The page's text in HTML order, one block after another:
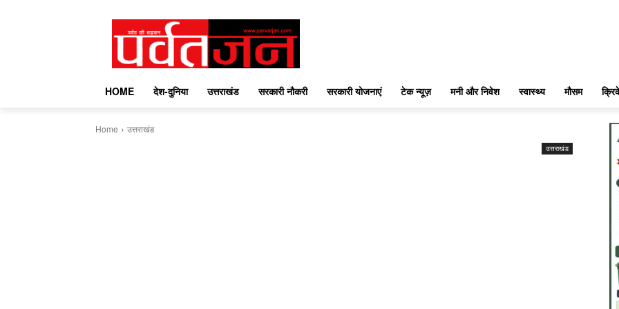
HOME देश-दुनिया उत्तराखंड सरकारी नौकरी सरकारी योजनाएं टेक न्यूज़ मनी और निवेश स्वास्थ्य मौसम
Home उत्तराखंड
उत्तराखंड